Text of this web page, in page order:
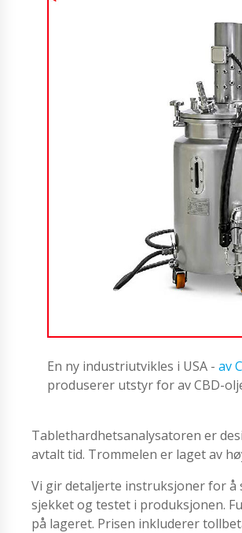
En ny industriutvikles i USA - av
produserer utstyr for av CBD-
Tablethardhetsanalysatoren er
avtalt tid. Trommelen er laget av
Vi gir detaljerte instruksjoner for å
sjekket og testet i produksjonen.
på lageret. Prisen inkluderer